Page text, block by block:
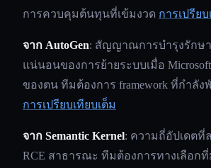
การควบคุมต้นทุนที่เข้มงวด การเปรียบ
จาก AutoGen: สัญญาณการบำรุงรักษ
แน่นอนของการย้ายระบบเมื่อ Microsoft
ของตน ทีมต้องการ framework ที่กำลั
การเปรียบเทียบเต็ม
จาก Semantic Kernel: ความถี่อัปเดตที่
RCE สาธารณะ ทีมต้องการทางเลือก